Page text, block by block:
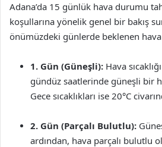
Adana’da 15 günlük hava durumu
koşullarına yönelik genel bir bakış
önümüzdeki günlerde beklenen
1. Gün (Güneşli): Hava
gündüz saatlerinde güneşli bir
Gece sıcaklıkları ise 20°C
2. Gün (Parçalı Bulutlu):
ardından, hava parçalı bulutlu